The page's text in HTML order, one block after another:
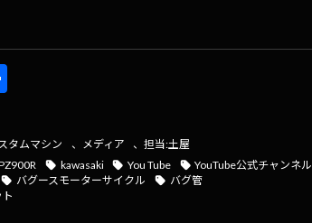
タムマシン 、 メディア 、担当:土屋
kawasaki You Tube
YouTube公式チャンネル
バグースモーターサイクル
バグ管